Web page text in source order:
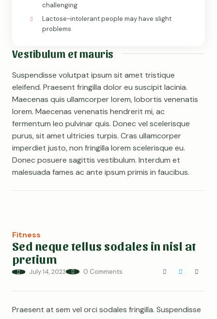
challenging
Lactose-intolerant people may have slight
problems
Vestibulum et mauris
Suspendisse volutpat ipsum sit amet tristique
eleifend. Praesent fringilla dolor eu suscipit lacinia.
Maecenas quis ullamcorper lorem, lobortis venenatis
lorem. Maecenas venenatis hendrerit mi, ac
fermentum leo pulvinar quis. Donec vel scelerisque
purus, sit amet ultricies turpis. Cras ullamcorper
imperdiet justo, non fringilla lorem scelerisque eu.
Donec posuere sagittis vestibulum. Interdum et
malesuada fames ac ante ipsum primis in faucibus.
Fitness
Sed neque tellus sodales in nisl at
pretium
July 14, 2023 0 Comments
Praesent at sem vel orci sodales fringilla. Suspendisse